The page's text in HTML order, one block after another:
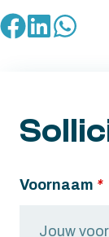
Voornaam *